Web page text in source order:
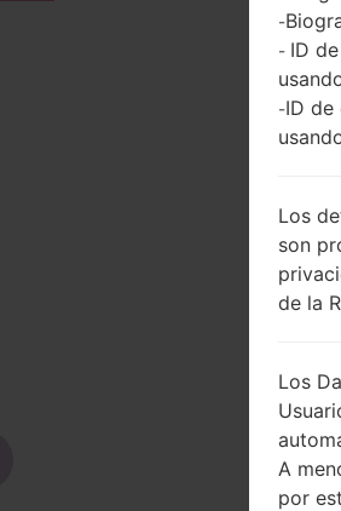
-
- ID
-ID de
Los
son
de la
Los
A
por